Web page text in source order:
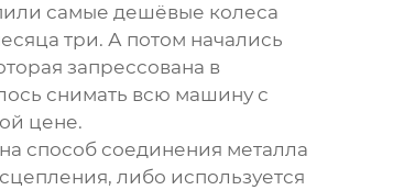
самые дешёвые колеса
три. А потом начались
запрессована в
снимать всю машину с
цене.
способ соединения металла
либо используется